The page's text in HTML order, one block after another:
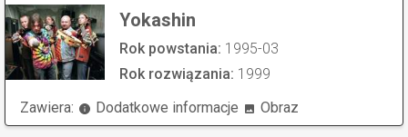
Yokashin
Rok powstania: 1995-03
Rok rozwiązania: 1999
Zawiera:
Dodatkowe informacje Obraz